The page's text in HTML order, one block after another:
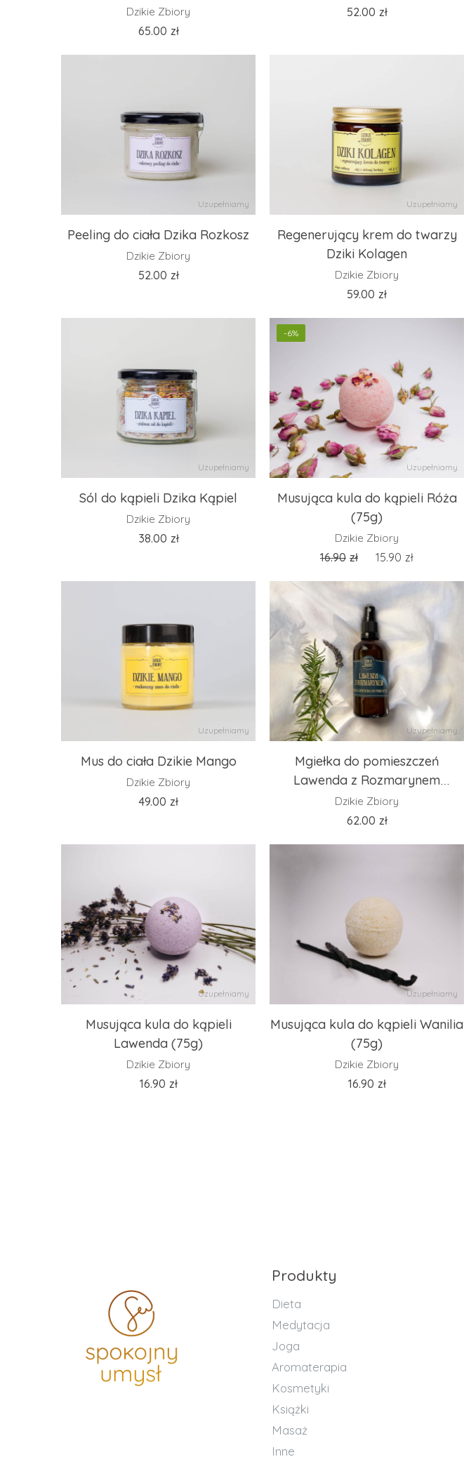
Dzikie Zbiory
65.00 zł
52.00 zł
Uzupełniamy
Peeling do ciała Dzika Rozkosz
Dzikie Zbiory
52.00 zł
Uzupełniamy
Regenerujący krem do twarzy
Dziki Kolagen
Dzikie Zbiory
59.00 zł
Uzupełniamy
Sól do kąpieli Dzika Kąpiel
Dzikie Zbiory
38.00 zł
-6%
Uzupełniamy
Musująca kula do kąpieli Róża
(75g)
Dzikie Zbiory
16.90 zł 15.90 zł
Uzupełniamy
Mus do ciała Dzikie Mango
Dzikie Zbiory
49.00 zł
Uzupełniamy
Mgiełka do pomieszczeń
Lawenda z Rozmarynem
(100ml)
Dzikie Zbiory
62.00 zł
Uzupełniamy
Musująca kula do kąpieli
Lawenda (75g)
Dzikie Zbiory
16.90 zł
Uzupełniamy
Musująca kula do kąpieli Wanilia
(75g)
Dzikie Zbiory
16.90 zł
Produkty
Dieta
Medytacja
Joga
Aromaterapia
Kosmetyki
Książki
Masaż
Inne